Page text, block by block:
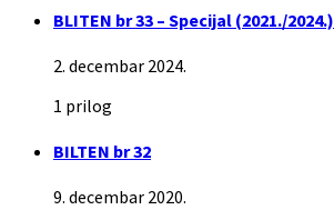
BLITEN br 33 – Specijal (2021./2024.)
2. decembar 2024.
1 prilog
BILTEN br 32
9. decembar 2020.